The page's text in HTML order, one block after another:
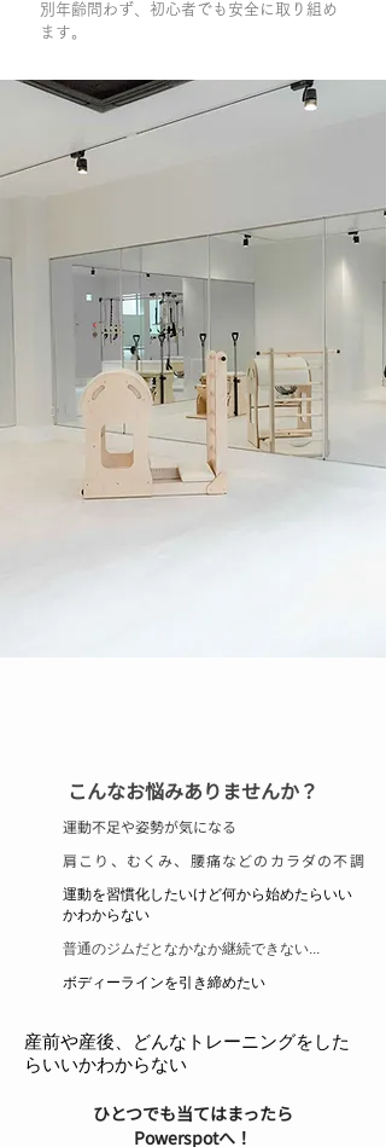
別年齢問わず、初心者でも安全に取り組め
ます。
こんなお悩みありませんか？
運動不足や姿勢が気になる
肩こり、むくみ、腰痛などのカラダの不調
​運動を習慣化したいけど何から始めたらいい
かわからない
普通のジムだとなかなか継続できない...
​ボディーラインを引き締めたい
​産前や産後、どんなトレーニングをした
らいいかわからない
ひとつでも当てはまったら
Powerspotへ！